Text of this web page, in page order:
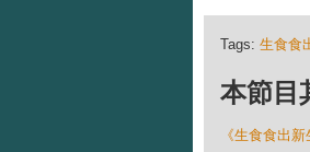
Tags: 生食食
本節
《生食食出